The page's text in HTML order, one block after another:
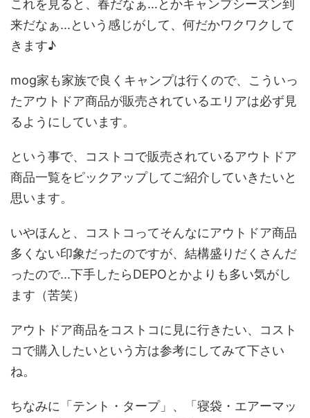
これを見ると、春だなぁ...とかキャンプシーズン到
来だなぁ...という感じがして、何だかワクワクして
きます♪
mog家も家族で良くキャンプは行くので、こういっ
たアウトドア商品が販売されているエリアは必ず見
るようにしています。
という事で、コストコで販売されているアウトドア
商品一覧をピックアップしてご紹介していきたいと
思います。
いやほんと、コストコってそんなにアウトドア商品
多くない印象だったのですが、結構盛りだくさんだ
ったので...下手したらDEPOとかよりも多い気がし
ます（苦笑）
アウトドア商品をコストコに見に行きたい、コスト
コで購入したいという方は参考にしてみて下さい
ね。
ちなみに「テント・タープ」、「寝袋・エアーマッ